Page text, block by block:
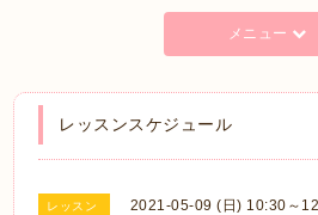
メニュー
レッスンスケジュール
レッスン 2021-05-09 (日) 10:30～